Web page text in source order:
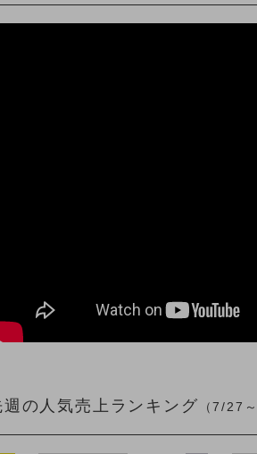
週の人気売上ランキング （7/27